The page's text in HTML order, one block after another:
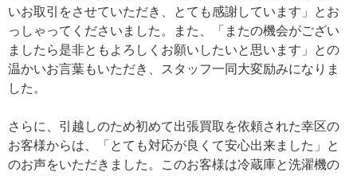
いお取引をさせていただき、とても感謝しています」とお
っしゃってくださいました。また、「またの機会がござい
ましたら是非ともよろしくお願いしたいと思います」との
温かいお言葉もいただき、スタッフ一同大変励みになりま
した。
さらに、引越しのため初めて出張買取を依頼された幸区の
お客様からは、「とても対応が良くて安心出来ました」と
のお声をいただきました。このお客様は冷蔵庫と洗濯機の